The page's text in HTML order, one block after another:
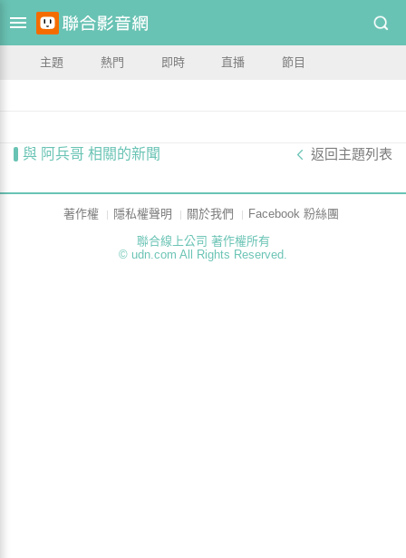
主題 熱門 即時 直播 節目
與 阿兵哥 相關的新聞 返回主題列表
著作權 隱私權聲明 關於我們
Facebook 粉絲團
聯合線上公司 著作權所有
© udn.com All Rights Reserved.